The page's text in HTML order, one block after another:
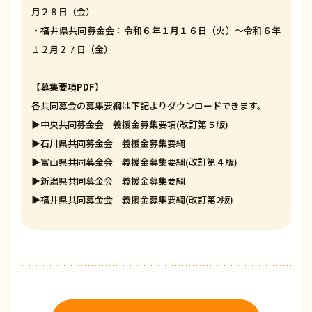
月２８日（金）
・福井県共同募金会：令和６年１月１６日（火）～令和６年
１２月２７日（金）
【募集要項PDF】
各共同募金の募集要綱は下記よりダウンロードできます。
▶︎中央共同募金会 義援金募集要項(改訂第５版)
▶︎石川県共同募金会 義援金募集要綱
▶︎富山県共同募金会 義援金募集要綱(改訂第４版)
▶︎新潟県共同募金会 義援金募集要綱
▶︎福井県共同募金会 義援金募集要綱(改訂第2版)